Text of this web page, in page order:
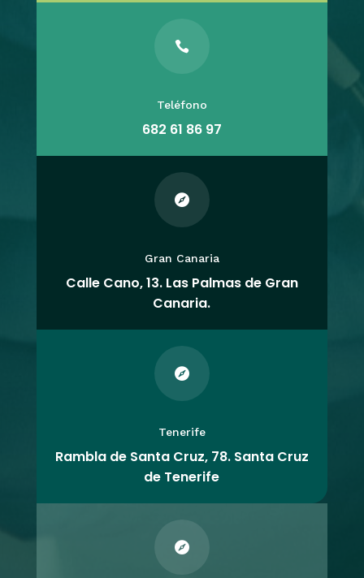

Teléfono
682 61 86 97

Gran Canaria
Calle Cano, 13. Las Palmas de Gran
Canaria.

Tenerife
Rambla de Santa Cruz, 78. Santa Cruz
de Tenerife
